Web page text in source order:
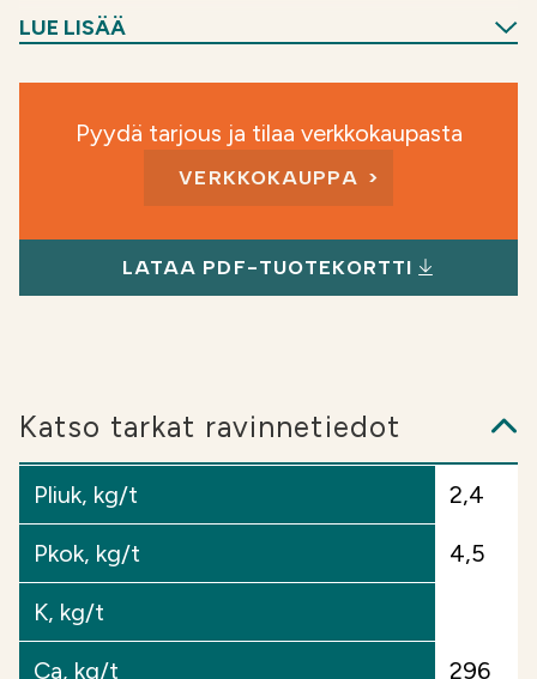
Kenelle:Soilfood Tehokalkki I soveltuu erittäin
hyvin lohkoille, joissa on alhainen pH ja alhainen
: Tehokalkkien neutralointikyky on erittäin
korkea (>40 %), ja se on lähes kokonaan
ravinteet liukenevat kasveille käyttöön jo
seuraavalle kasvukaudelle. Tehokkuutensa ansiosta
normaalia alhaisemmiksi. Pienemmät
käyttömäärät vaikuttavat myös rahti- ja
levityskustannuksiin.
Edullisuutensa ja nopeavaikutteisuutensa vuoksi
Tehokalkit sopivat erinomaisesti vuokrapelloille,
koska pH:n noston tuomat hyödyt tulevat viljelijän
käyttöön heti.
LUE LISÄÄ
Pyydä tarjous ja tilaa verkkokaupasta
VERKKOKAUPPA
LATAA PDF-TUOTEKORTTI
Katso tarkat ravinnetiedot
Pliuk, kg/t 2,4
Pkok, kg/t 4,5
K, kg/t
Ca, kg/t 296